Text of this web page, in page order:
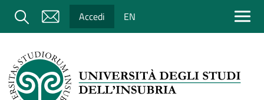
Salta al contenuto principale
Cerca Accedi EN